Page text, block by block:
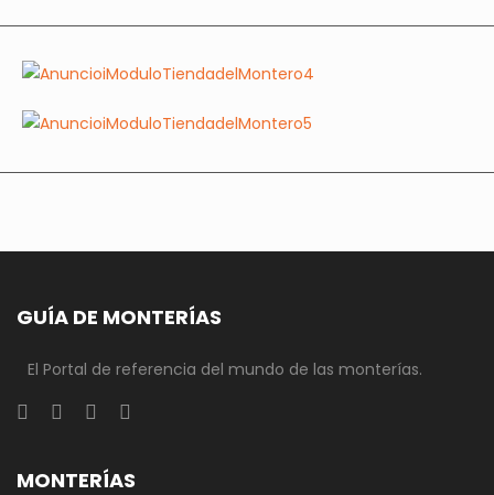
GUÍA DE MONTERÍAS
El Portal de referencia del mundo de las monterías.
MONTERÍAS